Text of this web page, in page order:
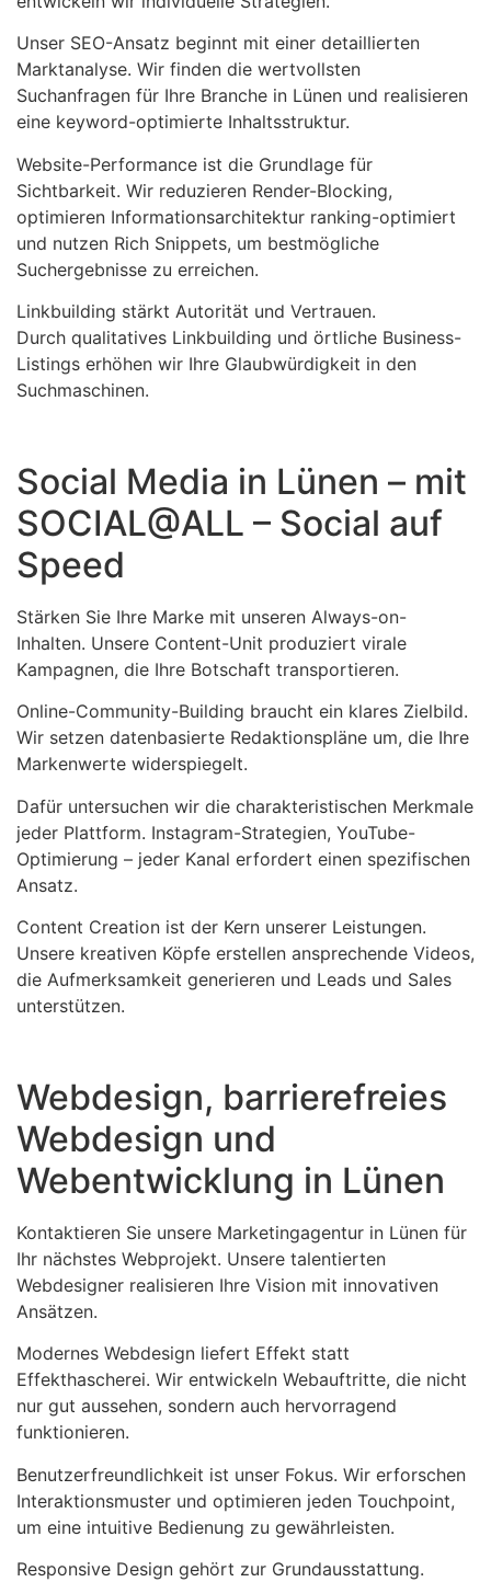
Unser SEO-Ansatz beginnt mit einer detaillierten
Marktanalyse. Wir finden die wertvollsten
Suchanfragen für Ihre Branche in Lünen und realisieren
eine keyword-optimierte Inhaltsstruktur.
Website-Performance ist die Grundlage für
Sichtbarkeit. Wir reduzieren Render-Blocking,
optimieren Informationsarchitektur ranking-optimiert
und nutzen Rich Snippets, um bestmögliche
Suchergebnisse zu erreichen.
Linkbuilding stärkt Autorität und Vertrauen.
Durch qualitatives Linkbuilding und örtliche Business-
Listings erhöhen wir Ihre Glaubwürdigkeit in den
Suchmaschinen.
Social Media in Lünen – mit
SOCIAL@ALL – Social auf
Speed
Stärken Sie Ihre Marke mit unseren Always-on-
Inhalten. Unsere Content-Unit produziert virale
Kampagnen, die Ihre Botschaft transportieren.
Online-Community-Building braucht ein klares Zielbild.
Wir setzen datenbasierte Redaktionspläne um, die Ihre
Markenwerte widerspiegelt.
Dafür untersuchen wir die charakteristischen Merkmale
jeder Plattform. Instagram-Strategien, YouTube-
Optimierung – jeder Kanal erfordert einen spezifischen
Ansatz.
Content Creation ist der Kern unserer Leistungen.
Unsere kreativen Köpfe erstellen ansprechende Videos,
die Aufmerksamkeit generieren und Leads und Sales
unterstützen.
Webdesign, barrierefreies
Webdesign und
Webentwicklung in Lünen
Kontaktieren Sie unsere Marketingagentur in Lünen für
Ihr nächstes Webprojekt. Unsere talentierten
Webdesigner realisieren Ihre Vision mit innovativen
Ansätzen.
Modernes Webdesign liefert Effekt statt
Effekthascherei. Wir entwickeln Webauftritte, die nicht
nur gut aussehen, sondern auch hervorragend
funktionieren.
Benutzerfreundlichkeit ist unser Fokus. Wir erforschen
Interaktionsmuster und optimieren jeden Touchpoint,
um eine intuitive Bedienung zu gewährleisten.
Responsive Design gehört zur Grundausstattung.